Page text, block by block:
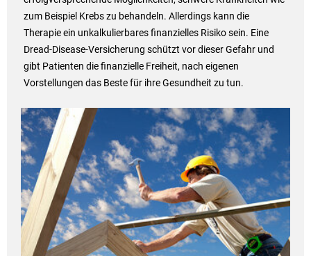
zum Beispiel Krebs zu behandeln. Allerdings kann die
Therapie ein unkalkulierbares finanzielles Risiko sein. Eine
Dread-Disease-Versicherung schützt vor dieser Gefahr und
gibt Patienten die finanzielle Freiheit, nach eigenen
Vorstellungen das Beste für ihre Gesundheit zu tun.